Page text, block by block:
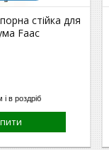
стійка для
Faac
в роздріб